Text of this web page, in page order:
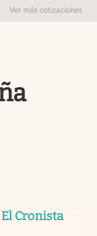
Colombia
Ver más cotizaciones
Cronista